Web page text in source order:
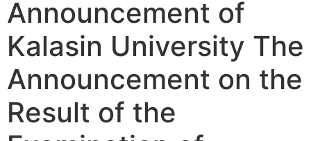
Announcement of
Kalasin University The
Announcement on the
Result of the